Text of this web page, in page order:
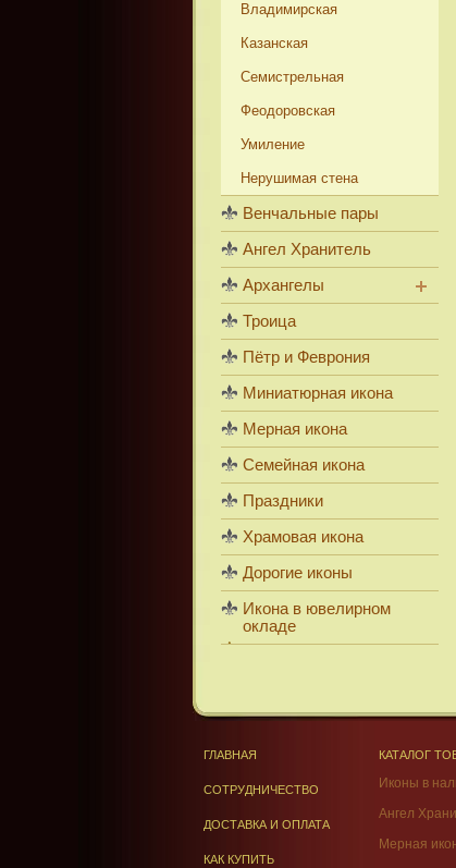
Владимирская
Казанская
Семистрельная
Феодоровская
Умиление
Нерушимая стена
Венчальные пары
Ангел Хранитель
Архангелы
Троица
Пётр и Феврония
Миниатюрная икона
Мерная икона
Семейная икона
Праздники
Храмовая икона
Дорогие иконы
Икона в ювелирном
окладе
ГЛАВНАЯ
СОТРУДНИЧЕСТВО
ДОСТАВКА И ОПЛАТА
КАК КУПИТЬ
КАТАЛОГ
Иконы в
Ангел
Мерная